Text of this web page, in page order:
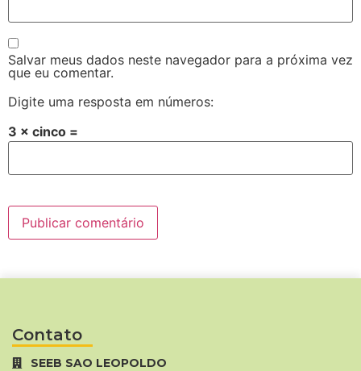
Salvar meus dados neste navegador para a próxima vez
que eu comentar.
Digite uma resposta em números:
3 × cinco =
Contato
SEEB SAO LEOPOLDO